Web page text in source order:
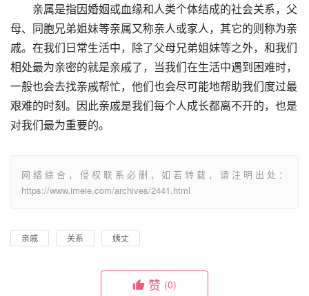
亲属是指因婚姻或血缘和人类个体结成的社会关系，父
母、同胞兄弟姐妹等亲属又称亲人或家人，其它的则称为亲
戚。在我们日常生活中，除了父母兄弟姐妹等之外，和我们
相处最为亲密的就是亲戚了，当我们在生活中遇到困难时，
一般也会去找亲戚帮忙，他们也会尽可能地帮助我们度过最
艰难的时刻。因此亲戚是我们每个人成长都离不开的，也是
对我们最为重要的。
网络综合，侵权联系必删，如若转载，请注明出处：
https://www.imeie.com/archives/2441.html
亲戚 关系 姨丈
赞 (0)